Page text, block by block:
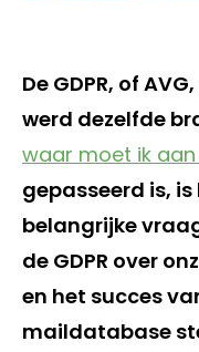
De GDPR, of
werd dezelfde
waar moet ik
gepasseerd is,
belangrijke
de GDPR over
en het succes
maildatabase